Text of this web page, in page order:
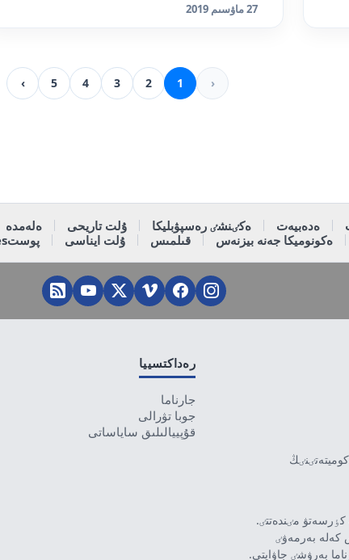
27 ماۋسىم 2019
‹
1
2
3
4
5
›
ەدەبيەت ەكٸنشٸ رەسپۋبليكا ۇلت تاريحى ەلەمدە
ەكونوميكا جەنە بيزنەس قىلمىس ۇلت ايناسى پوستtimes
كٶرسەتۋ مٸندەتتٸ.
كەلە بەرمەۋٸ
بەرۋشٸ جاۋاپتى.
رەداكتسييا
جارناما
جوبا تۋرالى
قۇپييالىلىق ساياساتى